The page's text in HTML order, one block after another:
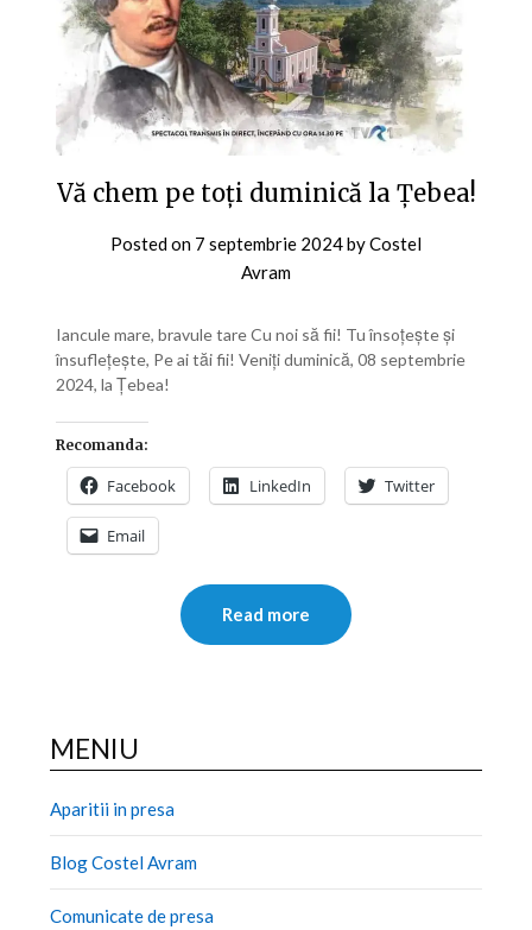
Vă chem pe toți duminică la Țebea!
Posted on 7 septembrie 2024byCostel
Avram
Iancule mare, bravule tare Cu noi să fii! Tu însoțește și
însuflețește, Pe ai tăi fii! Veniți duminică, 08 septembrie
2024, la Țebea!
Recomanda:
Facebook LinkedIn Twitter
Email
Read more
MENIU
Aparitii in presa
Blog Costel Avram
Comunicate de presa